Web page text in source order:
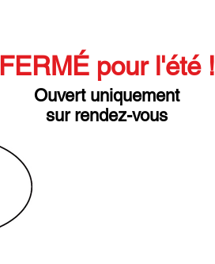
FERMÉ pour l'été!
Ouvert uniquement
sur rendez-vous